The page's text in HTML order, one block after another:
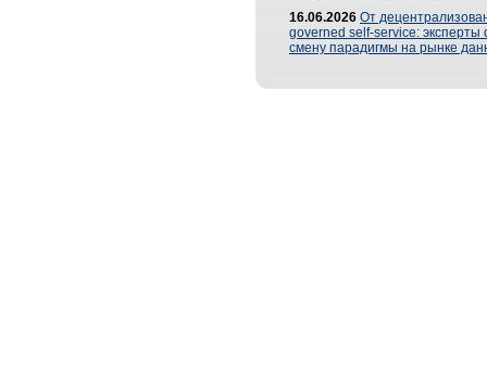
16.06.2026 От
governed self-service: эксперты
смену парадигмы на рынке